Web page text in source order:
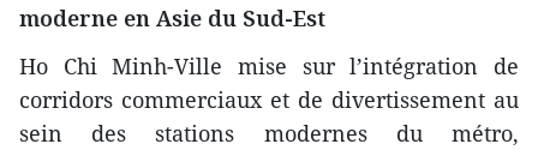
moderne en Asie du Sud-Est
Ho Chi Minh-Ville mise sur l’intégration de
corridors commerciaux et de divertissement au
sein des stations modernes du métro,